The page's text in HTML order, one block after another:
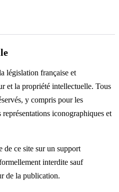
législation française et
et la propriété intellectuelle. Tous
y compris pour les
iconographiques et
ce site sur un support
interdite sauf
de la publication.